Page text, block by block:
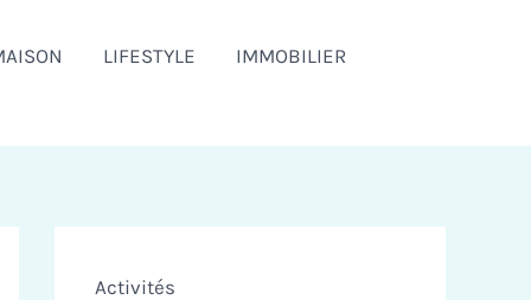
LIFESTYLE IMMOBILIER
Activités